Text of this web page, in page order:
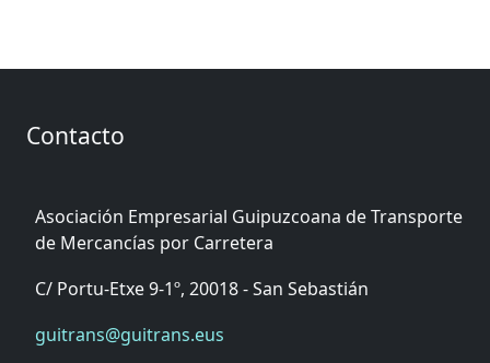
Contacto
Asociación Empresarial Guipuzcoana de Transporte
de Mercancías por Carretera
C/ Portu-Etxe 9-1º, 20018 - San Sebastián
guitrans@guitrans.eus